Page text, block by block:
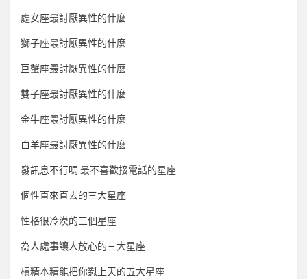
處女座最討厭異性的什麼
獅子座最討厭異性的什麼
巨蟹座最討厭異性的什麼
雙子座最討厭異性的什麼
金牛座最討厭異性的什麼
白羊座最討厭異性的什麼
發訊息不行嗎 最不喜歡接電話的星座
個性直來直去的三大星座
性格很冷漠的三個星座
為人處事讓人放心的三大星座
槓精本精能把你懟上天的五大星座